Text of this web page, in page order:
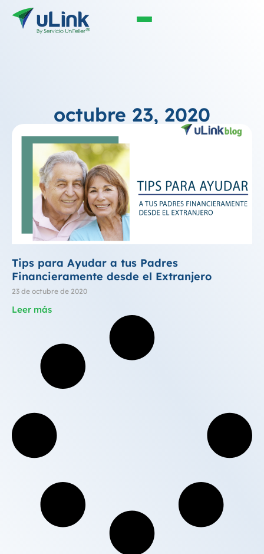
octubre 23, 2020
Tips para Ayudar a tus Padres
Financieramente desde el Extranjero
23 de octubre de 2020
Leer más